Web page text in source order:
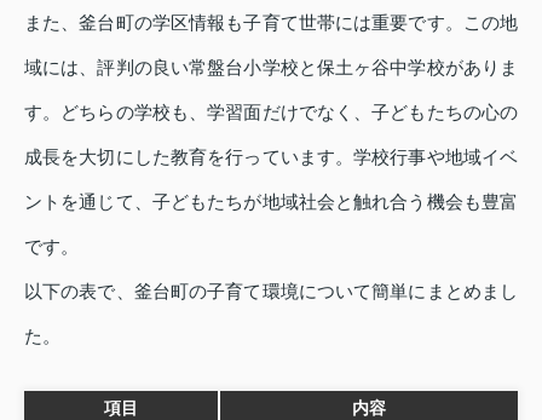
また、釜台町の学区情報も子育て世帯には重要です。この地
域には、評判の良い常盤台小学校と保土ヶ谷中学校がありま
す。どちらの学校も、学習面だけでなく、子どもたちの心の
成長を大切にした教育を行っています。学校行事や地域イベ
ントを通じて、子どもたちが地域社会と触れ合う機会も豊富
です。
以下の表で、釜台町の子育て環境について簡単にまとめまし
た。
項目 内容